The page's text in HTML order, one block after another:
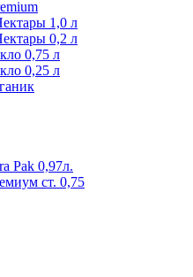
1,0 л
0,2 л
0,75 л
0,25 л
Pak 0,97л.
ст. 0,75